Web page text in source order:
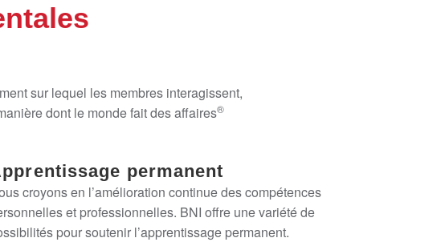
sur lequel les membres interagissent,
dont le monde fait des affaires®
permanent
croyons en l’amélioration continue des compétences
et professionnelles. BNI offre une variété de
pour soutenir l’apprentissage permanent.